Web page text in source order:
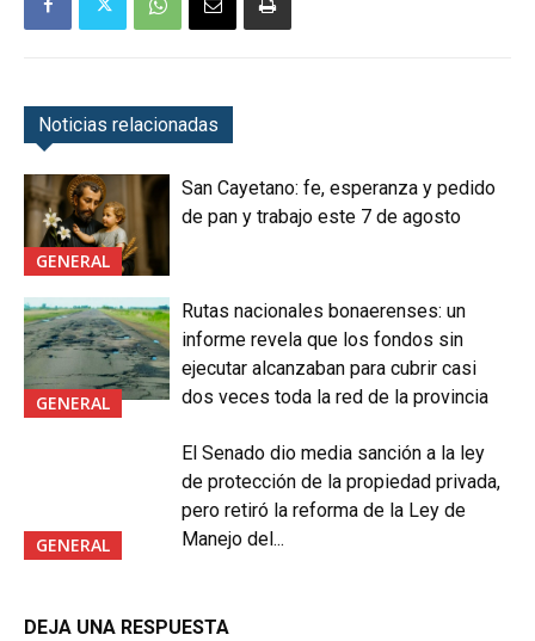
Noticias relacionadas
GENERAL
San Cayetano: fe, esperanza y pedido
de pan y trabajo este 7 de agosto
GENERAL
Rutas nacionales bonaerenses: un
informe revela que los fondos sin
ejecutar alcanzaban para cubrir casi
dos veces toda la red de la provincia
GENERAL
El Senado dio media sanción a la ley
de protección de la propiedad privada,
pero retiró la reforma de la Ley de
Manejo del...
DEJA UNA RESPUESTA